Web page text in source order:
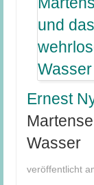
Ernest
Wasser
veröffentlicht